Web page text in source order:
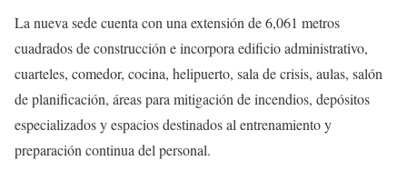
La nueva sede cuenta con una extensión de 6,061 metros
cuadrados de construcción e incorpora edificio administrativo,
cuarteles, comedor, cocina, helipuerto, sala de crisis, aulas, salón
de planificación, áreas para mitigación de incendios, depósitos
especializados y espacios destinados al entrenamiento y
preparación continua del personal.